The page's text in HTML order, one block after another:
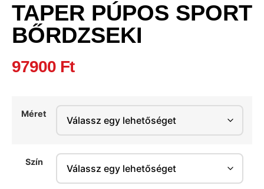
TAPER PÚPOS SPORT
BŐRDZSEKI
97900 Ft
Méret
Szín